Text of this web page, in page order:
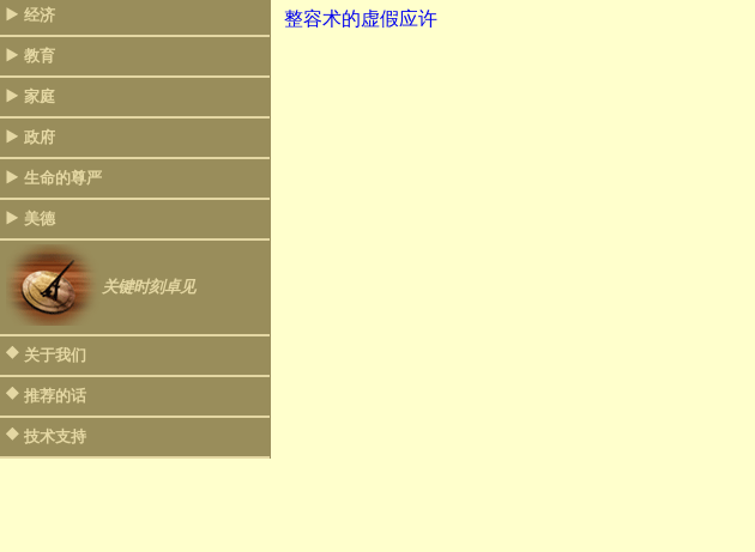
经济
教育
家庭
政府
生命的尊严
美德
关键时刻卓见
关于我们
推荐的话
技术支持
整容术的虚假应许